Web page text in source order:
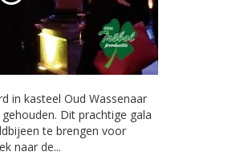
in kasteel Oud Wassenaar
Dit prachtige gala
te brengen voor
naar de...